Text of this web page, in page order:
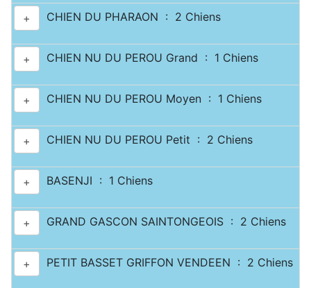
+ CHIEN DU PHARAON : 2 Chiens
+ CHIEN NU DU PEROU Grand : 1 Chiens
+ CHIEN NU DU PEROU Moyen : 1 Chiens
+ CHIEN NU DU PEROU Petit : 2 Chiens
+ BASENJI : 1 Chiens
+ GRAND GASCON SAINTONGEOIS : 2 Chiens
+ PETIT BASSET GRIFFON VENDEEN : 2 Chiens